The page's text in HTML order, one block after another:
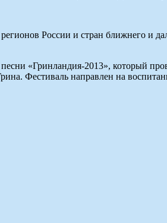
России и стран ближнего и
«Гринландия-2013», который
Фестиваль направлен на